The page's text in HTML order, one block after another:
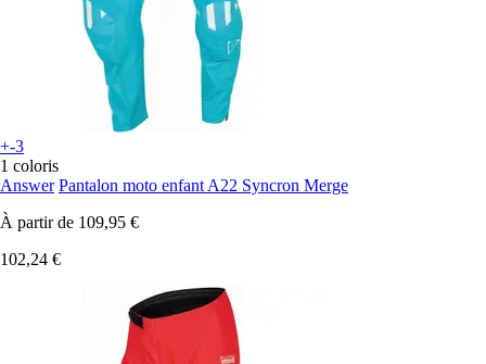
+-3
1 coloris
Answer Pantalon moto enfant A22 Syncron Merge
À partir de 109,95 €
102,24 €